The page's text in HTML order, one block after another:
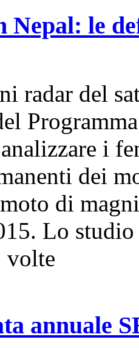
Nepal: le
radar del
i
dei
di
Lo
volte
annuale